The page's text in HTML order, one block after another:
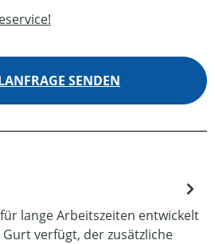
SENDEN
für lange Arbeitszeiten entwickelt
verfügt, der zusätzliche